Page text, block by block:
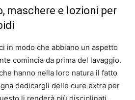
maschere e lozioni per
in modo che abbiano un aspetto
comincia da prima del lavaggio.
hanno nella loro natura il fatto
dedicargli delle cure extra per